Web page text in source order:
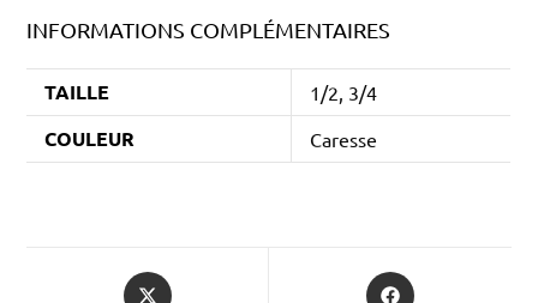
INFORMATIONS COMPLÉMENTAIRES
TAILLE 1/2, 3/4
COULEUR Caresse